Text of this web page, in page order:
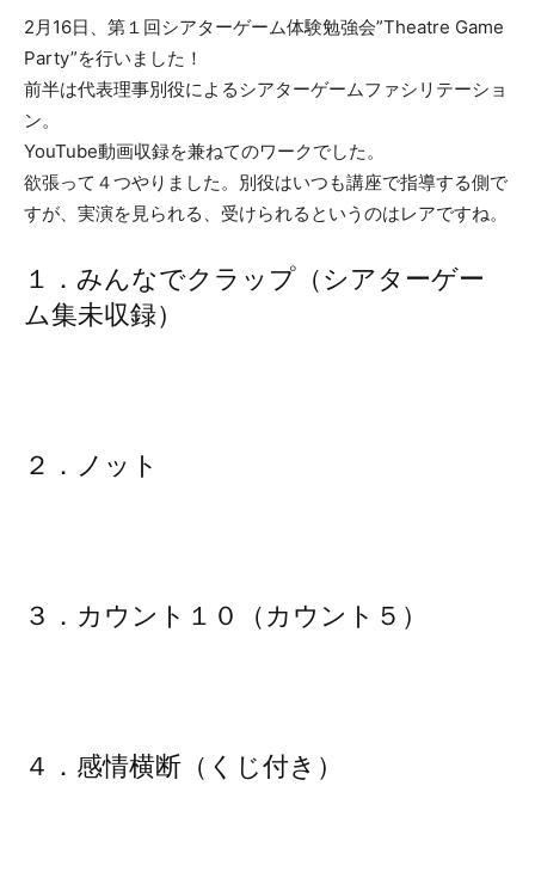
2月16日、第１回シアターゲーム体験勉強会”Theatre Game
Party”を行いました！
前半は代表理事別役によるシアターゲームファシリテーショ
ン。
YouTube動画収録を兼ねてのワークでした。
欲張って４つやりました。別役はいつも講座で指導する側で
すが、実演を見られる、受けられるというのはレアですね。
１．みんなでクラップ（シアターゲー
ム集未収録）
２．ノット
３．カウント１０（カウント５）
４．感情横断（くじ付き）